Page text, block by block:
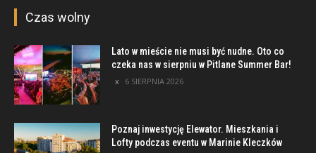
Czas wolny
Lato w mieście nie musi być nudne. Oto co
czeka nas w sierpniu w Pitlane Summer Bar!
6 SIERPNIA 2026
Poznaj inwestycję Elewator. Mieszkania i
Lofty podczas eventu w Marinie Kleczków